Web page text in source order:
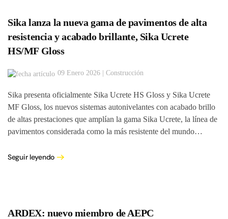
Sika lanza la nueva gama de pavimentos de alta
resistencia y acabado brillante, Sika Ucrete
HS/MF Gloss
09 Enero 2026 | Construcción
Sika presenta oficialmente Sika Ucrete HS Gloss y Sika Ucrete
MF Gloss, los nuevos sistemas autonivelantes con acabado brillo
de altas prestaciones que amplían la gama Sika Ucrete, la línea de
pavimentos considerada como la más resistente del mundo…
Seguir leyendo
ARDEX: nuevo miembro de AEPC